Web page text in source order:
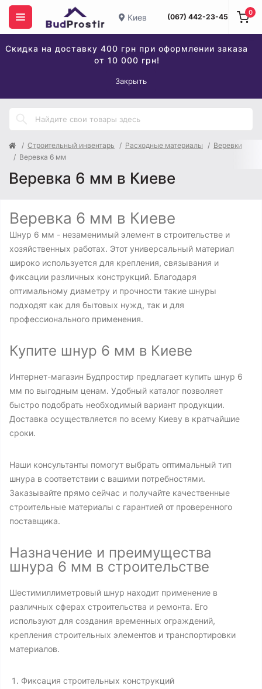
Киев (067) 442-23-45
Скидка на доставку 400 грн при оформлении заказа
от 10 000 грн!
Закрыть
0
Строительный инвентарь Расходные материалы
Веревки
Веревка 6 мм
Веревка 6 мм в Киеве
Веревка 6 мм в Киеве
Шнур 6 мм - незаменимый элемент в строительстве и
хозяйственных работах. Этот универсальный материал
широко используется для крепления, связывания и
фиксации различных конструкций. Благодаря
оптимальному диаметру и прочности такие шнуры
подходят как для бытовых нужд, так и для
профессионального применения.
Купите шнур 6 мм в Киеве
Интернет-магазин Будпростир предлагает купить шнур 6
мм по выгодным ценам. Удобный каталог позволяет
быстро подобрать необходимый вариант продукции.
Доставка осуществляется по всему Киеву в кратчайшие
сроки.
Наши консультанты помогут выбрать оптимальный тип
шнура в соответствии с вашими потребностями.
Заказывайте прямо сейчас и получайте качественные
строительные материалы с гарантией от проверенного
поставщика.
Назначение и преимущества
шнура 6 мм в строительстве
Шестимиллиметровый шнур находит применение в
различных сферах строительства и ремонта. Его
используют для создания временных ограждений,
крепления строительных элементов и транспортировки
материалов.
Фиксация строительных конструкций